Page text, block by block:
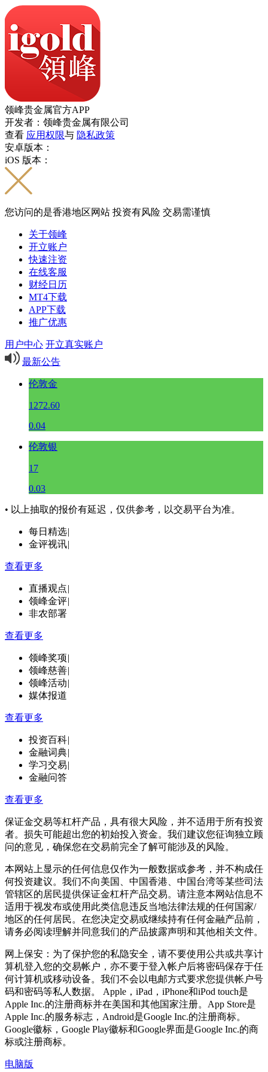
领峰贵金属官方APP
开发者：领峰贵金属有限公司
查看 应用权限与 隐私政策
安卓版本：
iOS 版本：
您访问的是香港地区网站 投资有风险 交易需谨慎
关于领峰
开立账户
快速注资
在线客服
财经日历
MT4下载
APP下载
推广优惠
用户中心 开立真实账户
最新公告
伦敦金
1272.60
0.04
伦敦银
17
0.03
• 以上抽取的报价有延迟，仅供参考，以交易平台为准。
每日精选|
金评视讯|
查看更多
直播观点|
领峰金评|
非农部署
查看更多
领峰奖项|
领峰慈善|
领峰活动|
媒体报道
查看更多
投资百科|
金融词典|
学习交易|
金融问答
查看更多
保证金交易等杠杆产品，具有很大风险，并不适用于所有投资
者。损失可能超出您的初始投入资金。我们建议您征询独立顾
问的意见，确保您在交易前完全了解可能涉及的风险。
本网站上显示的任何信息仅作为一般数据或参考，并不构成任
何投资建议。我们不向美国、中国香港、中国台湾等某些司法
管辖区的居民提供保证金杠杆产品交易。请注意本网站信息不
适用于视发布或使用此类信息违反当地法律法规的任何国家/
地区的任何居民。在您决定交易或继续持有任何金融产品前，
请务必阅读理解并同意我们的产品披露声明和其他相关文件。
网上保安：为了保护您的私隐安全，请不要使用公共或共享计
算机登入您的交易帐户，亦不要于登入帐户后将密码保存于任
何计算机或移动设备。我们不会以电邮方式要求您提供帐户号
码和密码等私人数据。 Apple，iPad，iPhone和iPod touch是
Apple Inc.的注册商标并在美国和其他国家注册。App Store是
Apple Inc.的服务标志，Android是Google Inc.的注册商标。
Google徽标，Google Play徽标和Google界面是Google Inc.的商
标或注册商标。
电脑版